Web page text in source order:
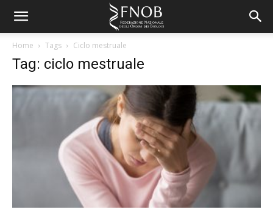
Home Tags Ciclo mestruale
Tag: ciclo mestruale